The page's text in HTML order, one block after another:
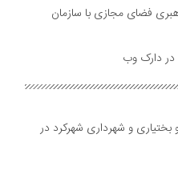
فضای مجازی با سازمان
بختیاری و شهرداری شهرکرد در